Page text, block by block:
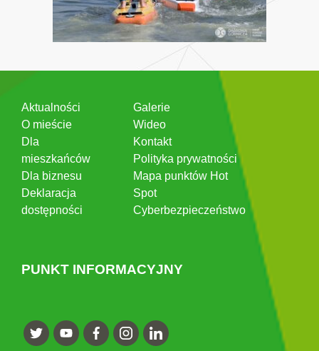
Aktualności
O mieście
Dla
mieszkańców
Dla biznesu
Deklaracja
dostępności
Galerie
Wideo
Kontakt
Polityka prywatności
Mapa punktów Hot
Spot
Cyberbezpieczeństwo
PUNKT INFORMACYJNY